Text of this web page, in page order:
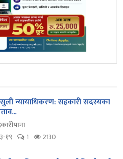
न्यायाधिकरण: सहकारी सदस्यका
१९
1 2130